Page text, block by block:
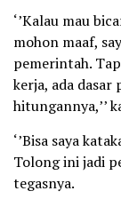
‘’Kalau mau
mohon maaf,
pemerintah.
kerja, ada
hitungannya,’’
‘’Bisa saya
Tolong ini jadi
tegasnya.